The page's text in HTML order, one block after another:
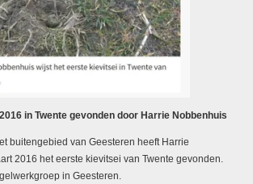
in Twente gevonden door Harrie Nobbenhuis
buitengebied van Geesteren heeft Harrie
2016 het eerste kievitsei van Twente gevonden.
in Geesteren.